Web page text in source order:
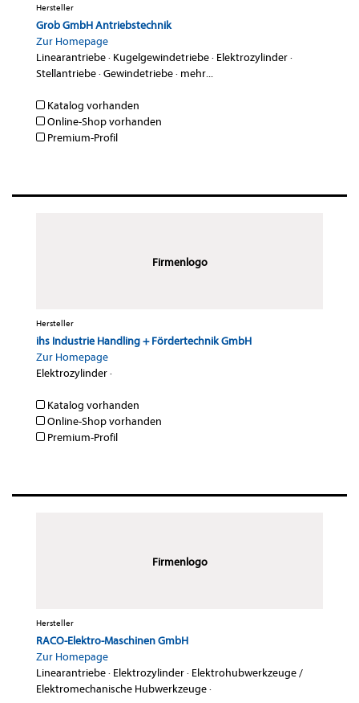
Hersteller
Grob GmbH Antriebstechnik
Zur Homepage
Linearantriebe· Kugelgewindetriebe· Elektrozylinder·
Stellantriebe·Gewindetriebe· mehr...
Katalog vorhanden
Online-Shop vorhanden
Premium-Profil
Firmenlogo
Hersteller
ihs Industrie Handling + Fördertechnik GmbH
Zur Homepage
Elektrozylinder·
Katalog vorhanden
Online-Shop vorhanden
Premium-Profil
Firmenlogo
Hersteller
RACO-Elektro-Maschinen GmbH
Zur Homepage
Linearantriebe· Elektrozylinder· Elektrohubwerkzeuge /
Elektromechanische Hubwerkzeuge·